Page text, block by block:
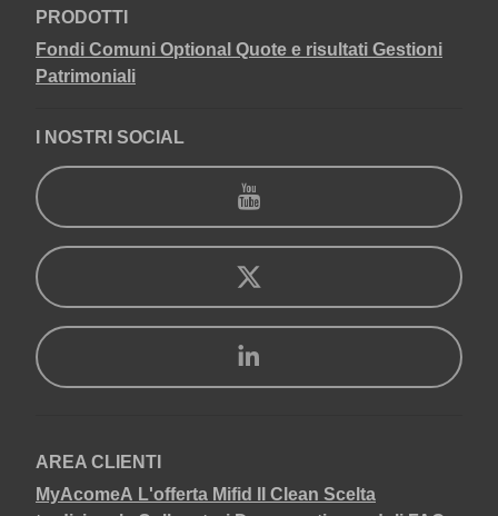
PRODOTTI
Fondi Comuni Optional Quote e risultati Gestioni
Patrimoniali
I NOSTRI SOCIAL
AREA CLIENTI
MyAcomeA L'offerta Mifid II Clean Scelta